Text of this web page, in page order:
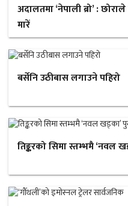
अदालतमा ‘नेपाली ब्रो’ :
मारें
बर्सेनि उठीबास लगाउने पहिरो
तिङ्करको सिमा स्तम्भमै ‘नवल